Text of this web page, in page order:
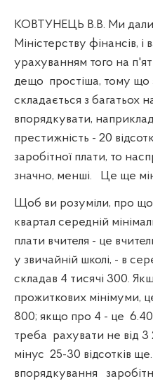
КОВТУНЕЦЬ В.В. Ми дали
Міністерству фінансів, і
урахуванням того на
дещо простіша, тому що
складається з багатьох
впорядкувати,
престижність - 20
заробітної плати, то
значно, менші.
Це ще
Щоб ви розуміли, про що
квартал середній
плати вчителя - це
у звичайній школі, - в
складав 4 тисячі 300.
прожиткових мінімуми,
800; якщо про 4 - це
треба рахувати не від
мінус 25-30 відсотків
впорядкування